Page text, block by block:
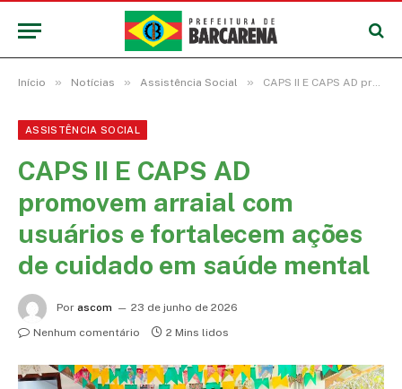
Início » Notícias » Assistência Social » CAPS II E CAPS AD promovem arraial com usuários e fortalecem ações de cuidado em saúde mental
ASSISTÊNCIA SOCIAL
CAPS II E CAPS AD
promovem arraial com
usuários e fortalecem ações
de cuidado em saúde mental
Por ascom
23 de junho de 2026
Nenhum comentário
2 Mins lidos